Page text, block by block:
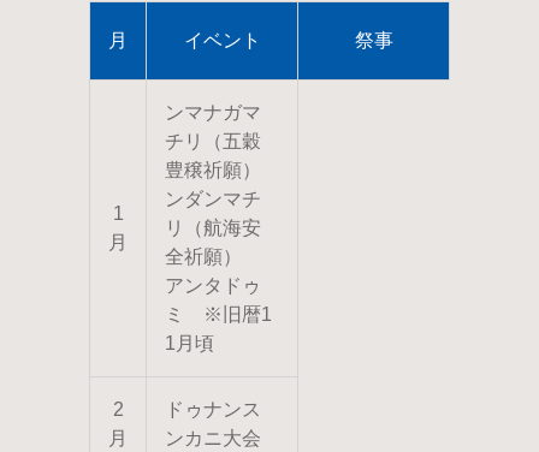
月 イベント 祭事
1
月
ンマナガマ
チリ（五穀
豊穣祈願）
ンダンマチ
リ（航海安
全祈願）
アンタドゥ
ミ ※旧暦1
1月頃
2
月
ドゥナンス
ンカニ大会